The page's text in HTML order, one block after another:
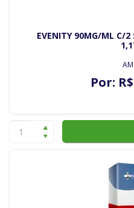
EVENITY 90MG/ML C/2
Por: R$